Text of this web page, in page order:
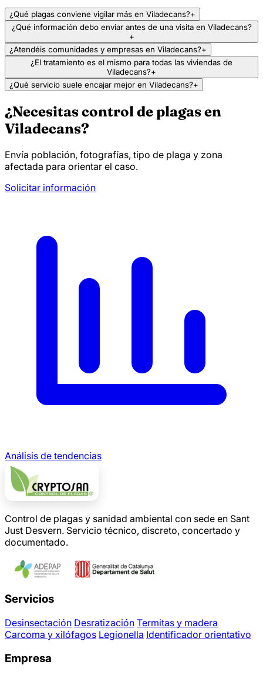
¿Qué plagas conviene vigilar más en Viladecans?+
¿Qué información debo enviar antes de una visita en Viladecans?
+
¿Atendéis comunidades y empresas en Viladecans?+
¿El tratamiento es el mismo para todas las viviendas de
Viladecans?+
¿Qué servicio suele encajar mejor en Viladecans?+
¿Necesitas control de plagas en
Viladecans?
Envía población, fotografías, tipo de plaga y zona
afectada para orientar el caso.
Solicitar información
Análisis de tendencias
Control de plagas y sanidad ambiental con sede en Sant
Just Desvern. Servicio técnico, discreto, concertado y
documentado.
Servicios
Desinsectación Desratización Termitas y madera
Carcoma y xilófagos Legionella Identificador orientativo
Empresa